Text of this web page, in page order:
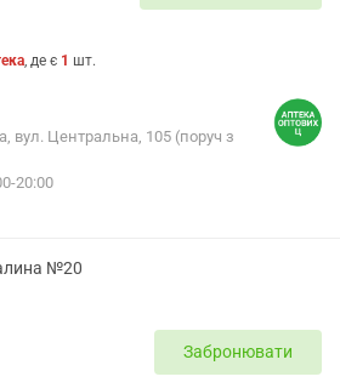
, де є 1 шт.
вул. Центральна, 105 (поруч з
20:00
№20
Забронювати